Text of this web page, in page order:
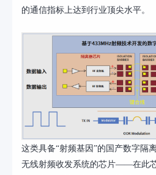
的通信指标上达到行业顶尖水平。
这类具备“射频基因”的国产数字隔
无线射频收发系统的芯片——在此